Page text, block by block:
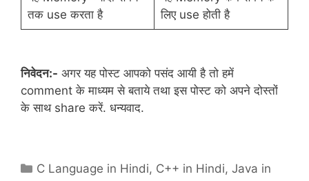
तक use करता है
लिए use होती है
निवेदन:- अगर यह पोस्ट आपको पसंद आयी है तो हमें
comment के माध्यम से बताये तथा इस पोस्ट को अपने दोस्तों
के साथ share करें. धन्यवाद.
Categories
C Language in Hindi, C++ in Hindi,Java in